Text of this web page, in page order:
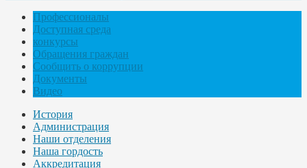
Профессионалы
Доступная среда
конкурсы
Обращения граждан
Сообщить о коррупции
Документы
Видео
История
Администрация
Наши отделения
Наша гордость
Аккредитация